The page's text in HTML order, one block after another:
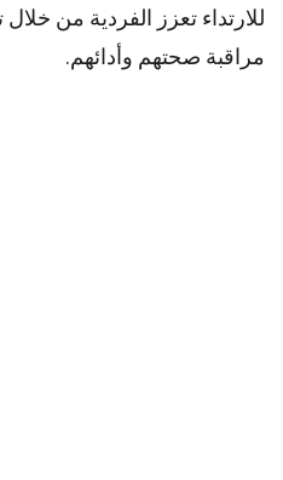
للارتداء تعزز الفردية من
مراقبة صحتهم وأدائهم.